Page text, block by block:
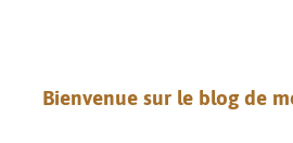
Bienvenue sur le blog de